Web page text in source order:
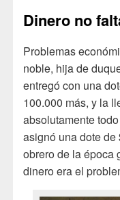
Dinero no
Problemas
noble, hija de
entregó con una
100.000 más, y la
absolutamente
asignó una dote
obrero de la época
dinero era el